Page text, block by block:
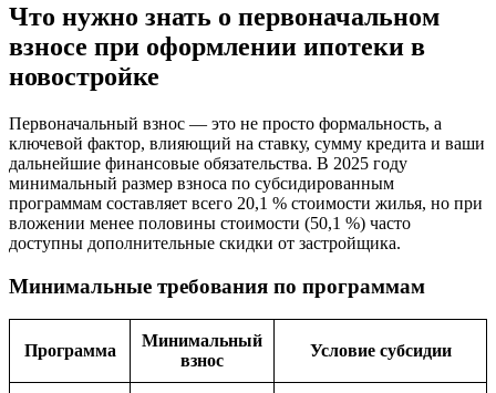
Что нужно знать о первоначальном
взносе при оформлении ипотеки в
новостройке
Первоначальный взнос — это не просто формальность, а
ключевой фактор, влияющий на ставку, сумму кредита и ваши
дальнейшие финансовые обязательства. В 2025 году
минимальный размер взноса по субсидированным
программам составляет всего 20,1 % стоимости жилья, но при
вложении менее половины стоимости (50,1 %) часто
доступны дополнительные скидки от застройщика.
Минимальные требования по программам
Программа
Минимальный
взнос
Условие субсидии